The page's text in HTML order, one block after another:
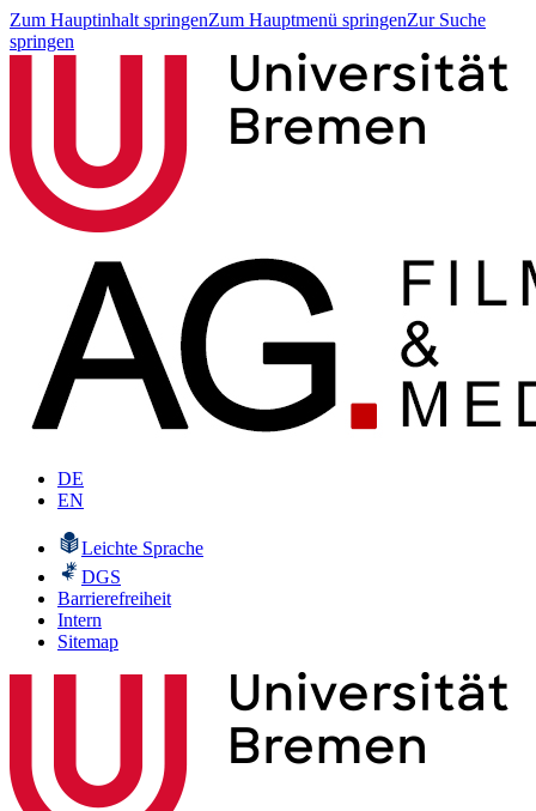
Zum Hauptinhalt springenZum Hauptmenü springenZur Suche
springen
DE
EN
Leichte Sprache
DGS
Barrierefreiheit
Intern
Sitemap